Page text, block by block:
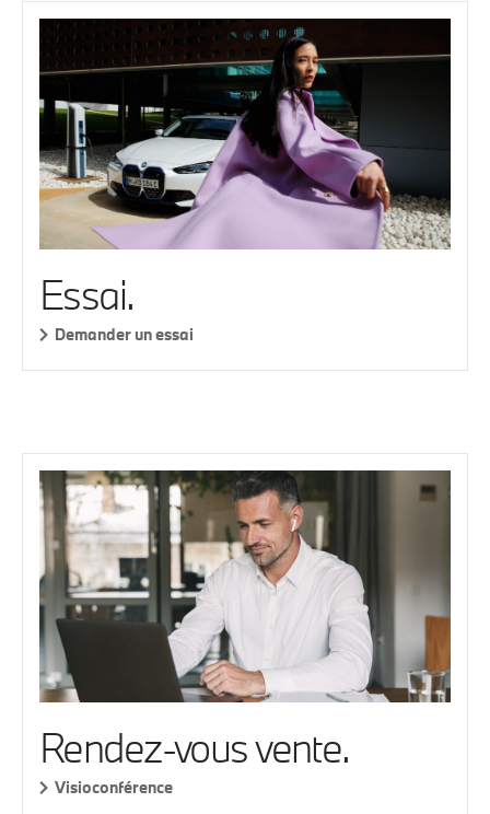
Essai.
Demander un essai
Rendez-vous vente.
Visioconférence